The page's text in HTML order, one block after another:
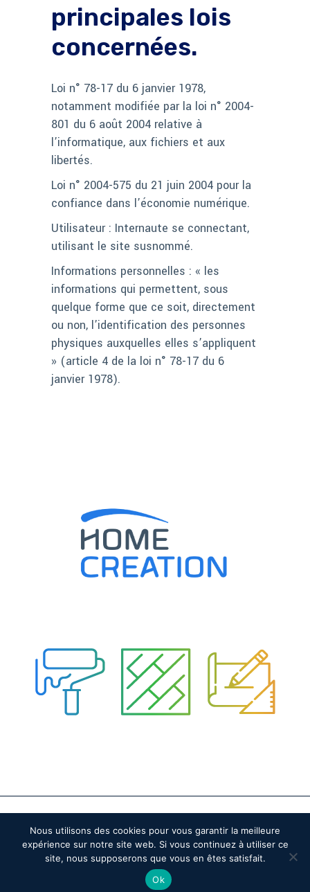
principales lois
concernées.
Loi n° 78-17 du 6 janvier 1978,
notamment modifiée par la loi n° 2004-
801 du 6 août 2004 relative à
l’informatique, aux fichiers et aux
libertés.
Loi n° 2004-575 du 21 juin 2004 pour la
confiance dans l’économie numérique.
Utilisateur : Internaute se connectant,
utilisant le site susnommé.
Informations personnelles : « les
informations qui permettent, sous
quelque forme que ce soit, directement
ou non, l’identification des personnes
physiques auxquelles elles s’appliquent
» (article 4 de la loi n° 78-17 du 6
janvier 1978).
ATM Communication
Mentions légales
Nous utilisons des cookies pour vous garantir la meilleure
expérience sur notre site web. Si vous continuez à utiliser ce
site, nous supposerons que vous en êtes satisfait.
Ok